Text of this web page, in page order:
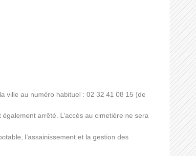
ville au numéro habituel : 02 32 41 08 15 (de
arrêté. L’accès au cimetière ne sera
l’assainissement et la gestion des